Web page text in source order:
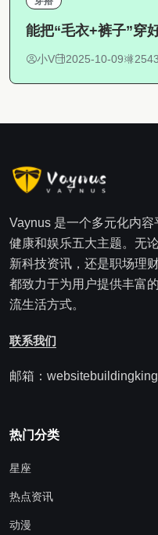
能把“毛衣+裤子”穿
小V 2025-10-09 2543
Vaynus 是一个多元化内容
健康和娱乐五大主题。无
新科技资讯，还是职场理
都致力于为用户提供丰富
流生活方式。
联系我们
邮箱：
热门分类
星座
热点资讯
动漫